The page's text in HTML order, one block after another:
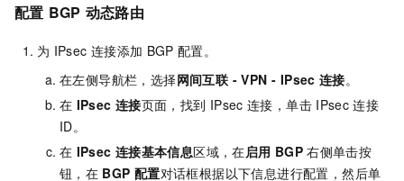
配置 BGP 动态路由
为 IPsec 连接添加 BGP 配置。
在左侧导航栏，选择网间互联 - VPN - IPsec 连接。
在 IPsec 连接页面，找到 IPsec 连接，单击 IPsec 连接
ID。
在 IPsec 连接基本信息区域，在启用 BGP 右侧单击按
钮，在 BGP 配置对话框根据以下信息进行配置，然后单